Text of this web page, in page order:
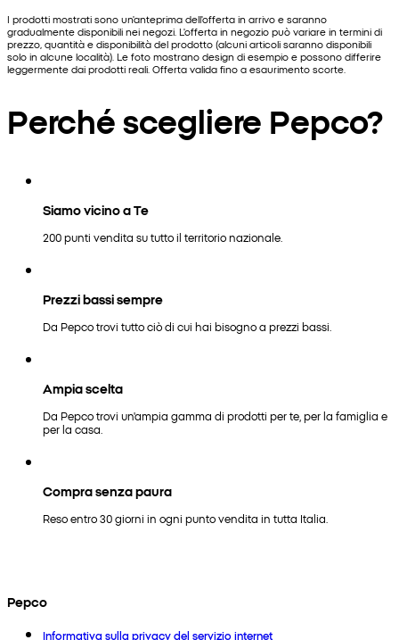
I prodotti mostrati sono un'anteprima dell'offerta in arrivo e saranno
gradualmente disponibili nei negozi. L'offerta in negozio può variare in termini di
prezzo, quantità e disponibilità del prodotto (alcuni articoli saranno disponibili
solo in alcune località). Le foto mostrano design di esempio e possono differire
leggermente dai prodotti reali. Offerta valida fino a esaurimento scorte.
Perché scegliere Pepco?
Siamo vicino a Te
200 punti vendita su tutto il territorio nazionale.
Prezzi bassi sempre
Da Pepco trovi tutto ciò di cui hai bisogno a prezzi bassi.
Ampia scelta
Da Pepco trovi un'ampia gamma di prodotti per te, per la famiglia e
per la casa.
Compra senza paura
Reso entro 30 giorni in ogni punto vendita in tutta Italia.
Pepco
Informativa sulla privacy del servizio internet